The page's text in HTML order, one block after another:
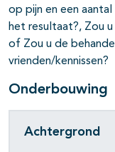
op pijn en een
het resultaat?, Zou
of Zou u de
vrienden/kennissen?
Onderbouwing
Achtergrond